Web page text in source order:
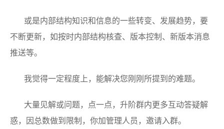
或是内部结构知识和信息的一些转变、发展趋势，要
不断更新，如按时内部结构核查、版本控制、新版本消息
推送等。
我觉得一定程度上，能解决您刚刚所提到的难题。
大量见解或问题，点一点，升阶群内更多互动答疑解
惑，因总数做到限制，你加管理人员，邀请入群。